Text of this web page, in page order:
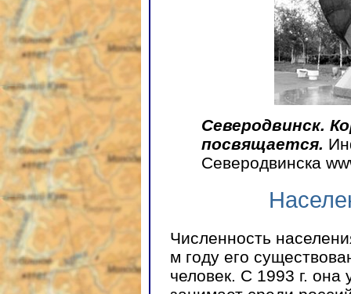
Северодвинск.
посвящается.
Северодвинска
Численность
м году его
человек. С 1993 г.